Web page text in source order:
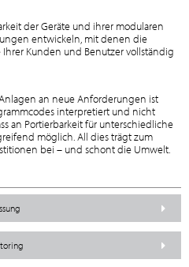
der Geräte und ihrer modularen
entwickeln, mit denen die
Kunden und Benutzer vollständig
an neue Anforderungen ist
interpretiert und nicht
an Portierbarkeit für unterschiedliche
möglich. All dies trägt zum
bei – und schont die Umwelt.